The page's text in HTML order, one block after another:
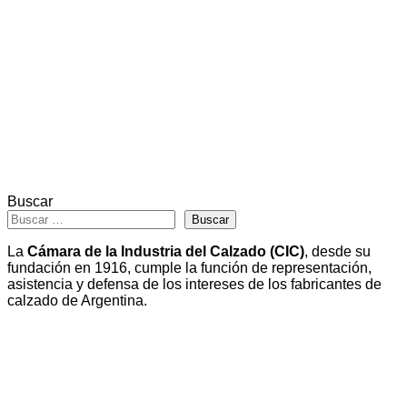
Buscar
Buscar
La Cámara de la Industria del Calzado (CIC), desde su
fundación en 1916, cumple la función de representación,
asistencia y defensa de los intereses de los fabricantes de
calzado de Argentina.